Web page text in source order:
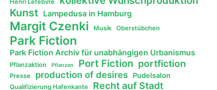
Henri Lefebvre
Kunst Lampedusa in Hamburg
Margit Czenki Musik Oberstübchen
Park Fiction
Park Fiction Archiv für unabhängigen Urbanismus
Pflanzaktion Pflanzen Port Fiction portfiction
Presse production of desires Pudelsalon
Qualifizierung Hafenkante Recht auf Stadt